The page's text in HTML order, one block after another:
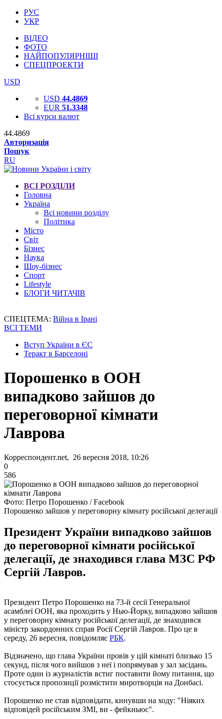
РУС
УКР
ВІДЕО
ФОТО
НАЙПОПУЛЯРНІШІ
СПЕЦПРОЕКТИ
USD
USD 44.4869
EUR 51.3348
Всі курси валют
44.4869
Авторизація
Пошук
RU
ВСІ РОЗДІЛИ
Головна
Україна
Всі новини розділу
Політика
Місто
Світ
Бізнес
Наука
Шоу-бізнес
Спорт
Lifestyle
БЛОГИ ЧИТАЧІВ
СПЕЦТЕМА: Війна в Ірані
ВСІ ТЕМИ
Вступ України в ЄС
Теракт в Барселоні
Порошенко в ООН
випадково зайшов до
переговорної кімнати
Лаврова
Корреспондент.net, 26 вересня 2018, 10:26
0
586
Фото: Петро Порошенко / Facebook
Порошенко зайшов у переговорну кімнату російської делегації
Президент України випадково зайшов
до переговорної кімнати російської
делегації, де знаходився глава МЗС РФ
Сергій Лавров.
Президент Петро Порошенко на 73-й сесії Генеральної
асамблеї ООН, яка проходить у Нью-Йорку, випадково зайшов
у переговорну кімнату російської делегації, де знаходився
міністр закордонних справ Росії Сергій Лавров. Про це в
середу, 26 вересня, повідомляє РБК.
Відзначено, що глава України провів у цій кімнаті близько 15
секунд, після чого вийшов з неї і попрямував у зал засідань.
Проте один із журналістів встиг поставити йому питання, що
стосується пропозиції розмістити миротворців на Донбасі.
Порошенко не став відповідати, кинувши на ходу: "Ніяких
відповідей російським ЗМІ, ви - фейкньюс".